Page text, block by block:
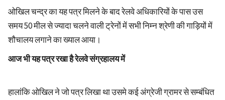
ओखिल चन्द्र का यह पत्र मिलने के बाद रेलवे अधिकारियों के पास उस
समय 50 मील से ज्यादा चलने वाली ट्रेनों में सभी निम्न श्रेणी की गाड़ियों में
शौचालय लगाने का ख्याल आया।
आज भी यह पत्र रखा है रेलवे संग्रहालय में
हालांकि ओखिल ने जो पत्र लिखा था उसमे कई अंग्रेजी ग्रामर से सम्बंधित